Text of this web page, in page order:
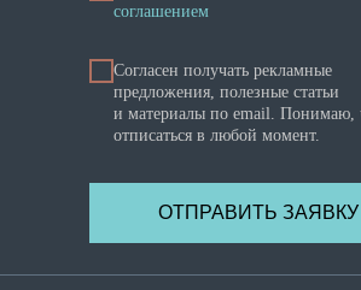
соглашением
Согласен получать рекламные
предложения, полезные статьи
и материалы по email. Понимаю,
отписаться в любой момент.
ОТПРАВИТЬ ЗАЯВКУ